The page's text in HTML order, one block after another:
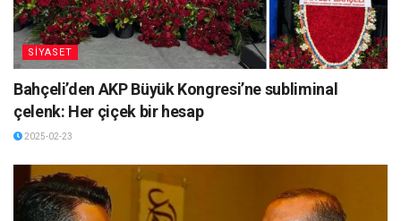
SİYASET
Bahçeli’den AKP Büyük Kongresi’ne subliminal
çelenk: Her çiçek bir hesap
2025-02-23